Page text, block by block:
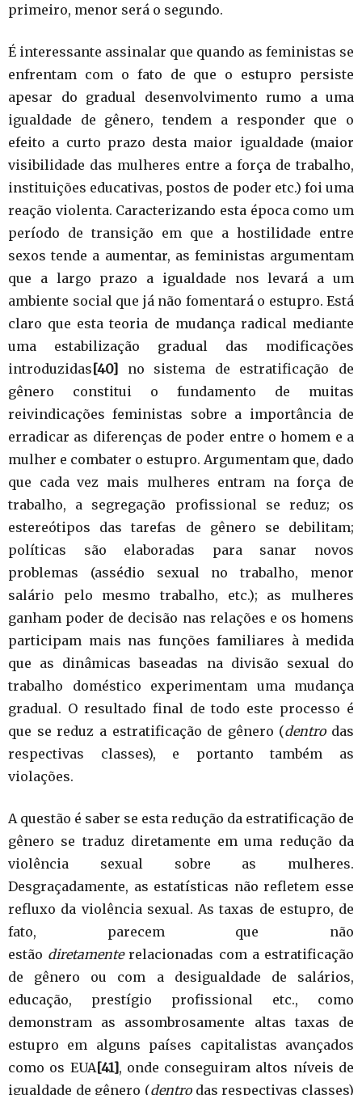
primeiro, menor será o segundo.
É interessante assinalar que quando as feministas se
enfrentam com o fato de que o estupro persiste
apesar do gradual desenvolvimento rumo a uma
igualdade de gênero, tendem a responder que o
efeito a curto prazo desta maior igualdade (maior
visibilidade das mulheres entre a força de trabalho,
instituições educativas, postos de poder etc.) foi uma
reação violenta. Caracterizando esta época como um
período de transição em que a hostilidade entre
sexos tende a aumentar, as feministas argumentam
que a largo prazo a igualdade nos levará a um
ambiente social que já não fomentará o estupro. Está
claro que esta teoria de mudança radical mediante
uma estabilização gradual das modificações
introduzidas[40] no sistema de estratificação de
gênero constitui o fundamento de muitas
reivindicações feministas sobre a importância de
erradicar as diferenças de poder entre o homem e a
mulher e combater o estupro. Argumentam que, dado
que cada vez mais mulheres entram na força de
trabalho, a segregação profissional se reduz; os
estereótipos das tarefas de gênero se debilitam;
políticas são elaboradas para sanar novos
problemas (assédio sexual no trabalho, menor
salário pelo mesmo trabalho, etc.); as mulheres
ganham poder de decisão nas relações e os homens
participam mais nas funções familiares à medida
que as dinâmicas baseadas na divisão sexual do
trabalho doméstico experimentam uma mudança
gradual. O resultado final de todo este processo é
que se reduz a estratificação de gênero (dentrodas
respectivas classes), e portanto também as
violações.
A questão é saber se esta redução da estratificação de
gênero se traduz diretamente em uma redução da
violência sexual sobre as mulheres.
Desgraçadamente, as estatísticas não refletem esse
refluxo da violência sexual. As taxas de estupro, de
fato, parecem que não
estão diretamenterelacionadas com a estratificação
de gênero ou com a desigualdade de salários,
educação, prestígio profissional etc., como
demonstram as assombrosamente altas taxas de
estupro em alguns países capitalistas avançados
como os EUA[41], onde conseguiram altos níveis de
igualdade de gênero (dentrodas respectivas classes)